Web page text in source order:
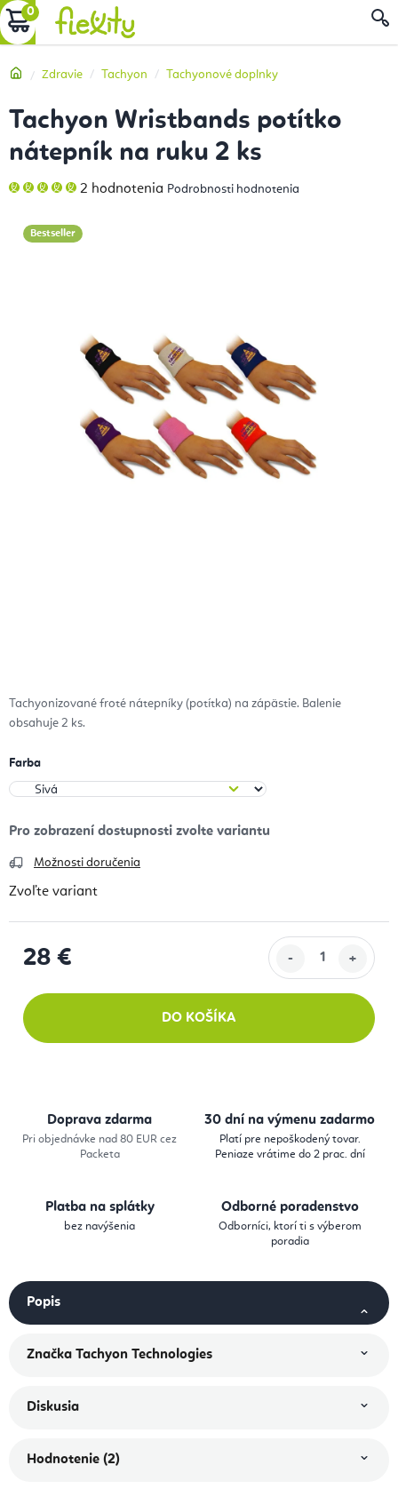
Prejsť
na
NÁKUPNÝ
Domov
Zdravie Tachyon Tachyonové doplnky
Tachyonizované froté nátepníky (potítka) na zápästie. Balenie
obsahuje 2 ks.
Farba
Možnosti doručenia
Zvoľte variant
28 €
DO KOŠÍKA
Tachyon Wristbands potítko
nátepník na ruku 2 ks
Priemerné
hodnotenie
5,0
z
2 hodnotenia Podrobnosti hodnotenia
Bestseller
Doprava zdarma
Pri objednávke nad 80 EUR cez
Packeta
30 dní na výmenu zadarmo
Platí pre nepoškodený tovar.
Peniaze vrátime do 2 prac. dní
Platba na splátky
bez navýšenia
Odborné poradenstvo
Odborníci, ktorí ti s výberom
poradia
Popis
Značka Tachyon Technologies
Diskusia
Hodnotenie (2)